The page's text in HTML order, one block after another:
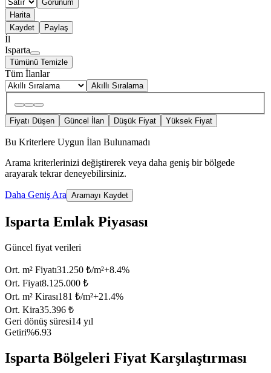
Görünüm
Harita
Kaydet
Paylaş
İl
Isparta
Tümünü Temizle
Tüm İlanlar
Akıllı Sıralama
Fiyatı Düşen Güncel İlan Düşük Fiyat Yüksek Fiyat
Bu Kriterlere Uygun İlan Bulunamadı
Arama kriterlerinizi değiştirerek veya daha geniş bir bölgede
arayarak tekrar deneyebilirsiniz.
Daha Geniş Ara Aramayı Kaydet
Isparta Emlak Piyasası
Güncel fiyat verileri
Ort. m² Fiyatı31.250 ₺/m²+8.4%
Ort. Fiyat8.125.000 ₺
Ort. m² Kirası181 ₺/m²+21.4%
Ort. Kira35.396 ₺
Geri dönüş süresi14 yıl
Getiri%6.93
Isparta Bölgeleri Fiyat Karşılaştırması